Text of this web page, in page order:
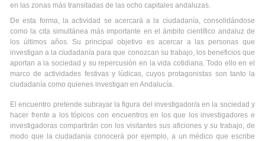
en las zonas más transitadas de las ocho capitales andaluzas.
De esta forma, la actividad se acercará a la ciudadanía, consolidándose
como la cita simultánea más importante en el ámbito científico andaluz de
los últimos años. Su principal objetivo es acercar a las personas que
investigan a la ciudadanía para que conozcan su trabajo, los beneficios que
aportan a la sociedad y su repercusión en la vida cotidiana. Todo ello en el
marco de actividades festivas y lúdicas, cuyos protagonistas son tanto la
ciudadanía como quienes investigan en Andalucía.
El encuentro pretende subrayar la figura del investigador/a en la sociedad y
hacer frente a los tópicos con encuentros en los que los investigadores e
investigadoras compartirán con los visitantes sus aficiones y su trabajo, de
modo que la ciudadanía conocerá por ejemplo, a un médico que escribe